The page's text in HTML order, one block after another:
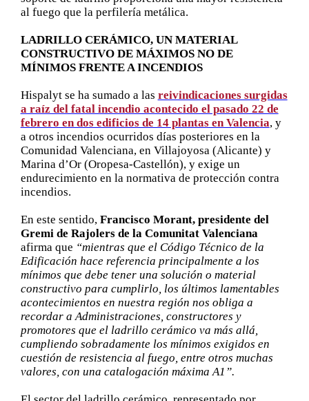
al fuego que la perfilería metálica.
LADRILLO CERÁMICO, UN MATERIAL
CONSTRUCTIVO DE MÁXIMOS NO DE
MÍNIMOS FRENTE A INCENDIOS
Hispalyt se ha sumado a las reivindicaciones surgidas
a raíz del fatal incendio acontecido el pasado 22 de
febrero en dos edificios de 14 plantas en Valencia, y
a otros incendios ocurridos días posteriores en la
Comunidad Valenciana, en Villajoyosa (Alicante) y
Marina d’Or (Oropesa-Castellón), y exige un
endurecimiento en la normativa de protección contra
incendios.
En este sentido, Francisco Morant, presidente del
Gremi de Rajolers de la Comunitat Valenciana
afirma que “mientras que el Código Técnico de la
Edificación hace referencia principalmente a los
mínimos que debe tener una solución o material
constructivo para cumplirlo, los últimos lamentables
acontecimientos en nuestra región nos obliga a
recordar a Administraciones, constructores y
promotores que el ladrillo cerámico va más allá,
cumpliendo sobradamente los mínimos exigidos en
cuestión de resistencia al fuego, entre otros muchas
valores, con una catalogación máxima A1”.